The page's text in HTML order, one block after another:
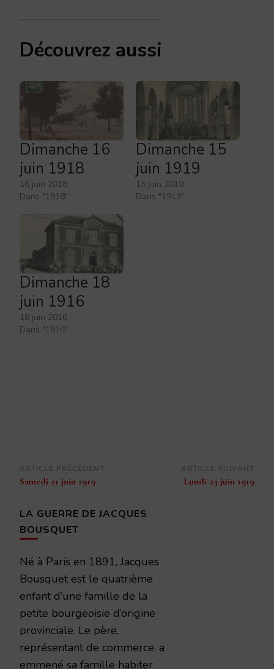
Découvrez aussi
Dimanche 16
juin 1918
16 juin 2018
Dans "1918"
Dimanche 15
juin 1919
15 juin 2019
Dans "1919"
Dimanche 18
juin 1916
18 juin 2016
Dans "1916"
Navigation
d’article
Samedi 21 juin 1919 Lundi 23 juin 1919
LA GUERRE DE JACQUES
BOUSQUET
Né à Paris en 1891, Jacques
Bousquet est le quatrième
enfant d’une famille de la
petite bourgeoisie d’origine
provinciale. Le père,
représentant de commerce, a
emmené sa famille habiter